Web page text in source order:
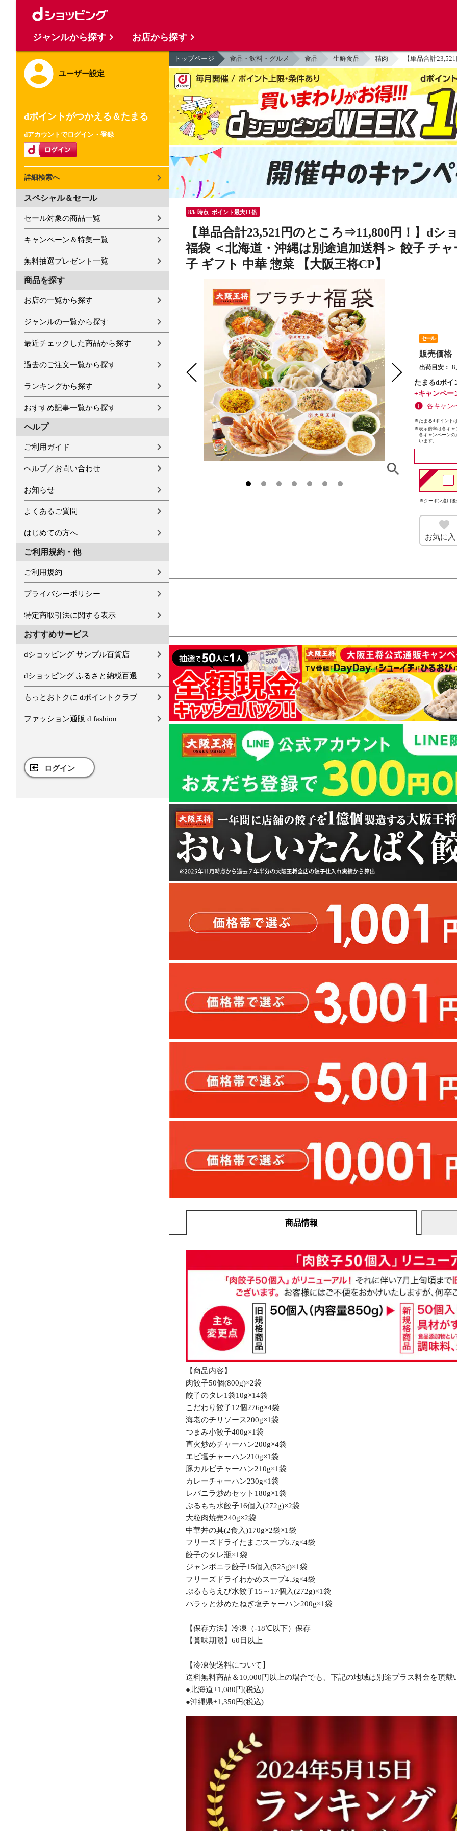
ユーザー設定
dポイントがつかえる＆たまる
dアカウントでログイン・登録
詳細検索へ
スペシャル＆セール
セール対象の商品一覧
キャンペーン＆特集一覧
無料抽選プレゼント一覧
商品を探す
お店の一覧から探す
ジャンルの一覧から探す
最近チェックした商品から探す
過去のご注文一覧から探す
ランキングから探す
おすすめ記事一覧から探す
ヘルプ
ご利用ガイド
ヘルプ／お問い合わせ
お知らせ
よくあるご質問
はじめての方へ
ご利用規約・他
ご利用規約
プライバシーポリシー
特定商取引法に関する表示
おすすめサービス
dショッピング サンプル百貨店
dショッピング ふるさと納税百選
もっとおトクに dポイントクラブ
ファッション通販 d fashion
ログイン
トップページ 食品・飲料・グルメ 食品 生鮮食品 精肉 【単品合計
8/6 時点_ポイント最大11倍
【単品合計23,521円のところ⇒11,800円！】d
福袋 ＜北海道・沖縄は別途追加送料＞ 餃子 チ
子 ギフト 中華 惣菜 【大阪王将CP】
セール
販売価格
出荷目安： 8
たまるdポイ
+キャンペー
各キャン
※たまるdポイント
※表示倍率は各キャ
各キャンペーンの
います。
※クーポン適用後
お気に入
商品情報
【商品内容】
肉餃子50個(800g)×2袋
餃子のタレ1袋10g×14袋
こだわり餃子12個276g×4袋
海老のチリソース200g×1袋
つまみ小餃子400g×1袋
直火炒めチャーハン200g×4袋
エビ塩チャーハン210g×1袋
豚カルビチャーハン210g×1袋
カレーチャーハン230g×1袋
レバニラ炒めセット180g×1袋
ぷるもち水餃子16個入(272g)×2袋
大粒肉焼売240g×2袋
中華丼の具(2食入)170g×2袋×1袋
フリーズドライたまごスープ6.7g×4袋
餃子のタレ瓶×1袋
ジャンボニラ餃子15個入(525g)×1袋
フリーズドライわかめスープ4.3g×4袋
ぷるもちえび水餃子15～17個入(272g)×1袋
パラッと炒めたねぎ塩チャーハン200g×1袋
【保存方法】冷凍（-18℃以下）保存
【賞味期限】60日以上
【冷凍便送料について】
送料無料商品＆10,000円以上の場合でも、下記の地域は別途プラス料金を頂戴
●北海道+1,080円(税込)
●沖縄県+1,350円(税込)
ジャンルから探す お店から探す